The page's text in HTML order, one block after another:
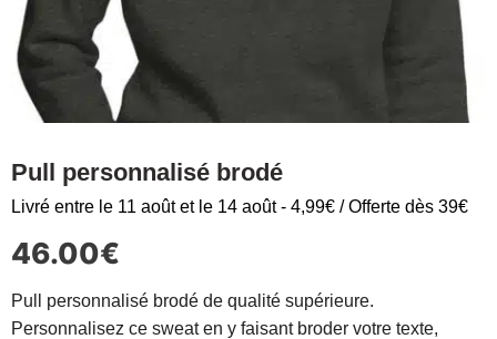
Pull personnalisé brodé
Livré entre le 11 août et le 14 août - 4,99€ / Offerte dès 39€
46.00€
Pull personnalisé brodé de qualité supérieure.
Personnalisez ce sweat en y faisant broder votre texte,